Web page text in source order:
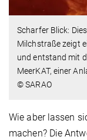
Scharfer Blick:
Milchstraße zeigt
und entstand mit
MeerKAT, einer
© SARAO
Wie aber lassen
machen? Die